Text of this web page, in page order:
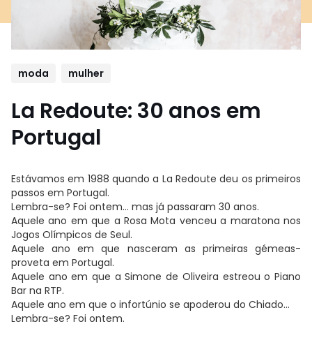
moda mulher
La Redoute: 30 anos em
Portugal
Estávamos em 1988 quando a La Redoute deu os primeiros
passos em Portugal.
Lembra-se? Foi ontem… mas já passaram 30 anos.
Aquele ano em que a Rosa Mota venceu a maratona nos
Jogos Olímpicos de Seul.
Aquele ano em que nasceram as primeiras gémeas-
proveta em Portugal.
Aquele ano em que a Simone de Oliveira estreou o Piano
Bar na RTP.
Aquele ano em que o infortúnio se apoderou do Chiado…
Lembra-se? Foi ontem.